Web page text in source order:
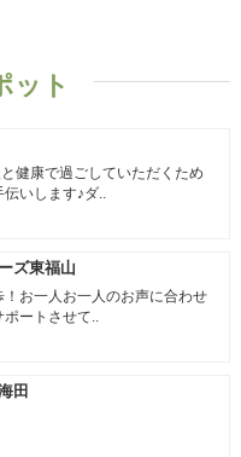
ット
健康で過ごしていただくため
いします♪ダ..
ズ東福山
！お一人お一人のお声に合わせ
ートさせて..
田